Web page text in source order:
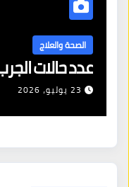
بدأ يستقر